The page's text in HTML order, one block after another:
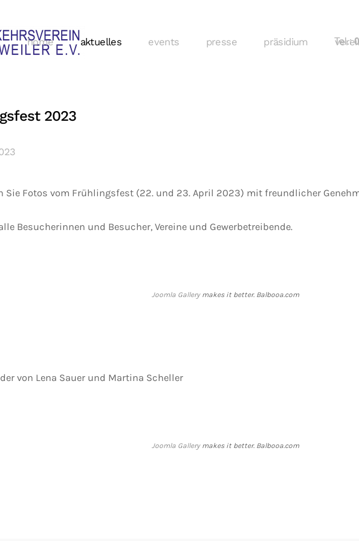
home aktuelles events presse präsidium Tel.:
2023
Sie Fotos vom Frühlingsfest (22. und 23. April 2023) mit freundlicher
Besucherinnen und Besucher, Vereine und Gewerbetreibende.
Joomla Gallerymakes it better. Balbooa.com
von Lena Sauer und Martina Scheller
Joomla Gallerymakes it better. Balbooa.com